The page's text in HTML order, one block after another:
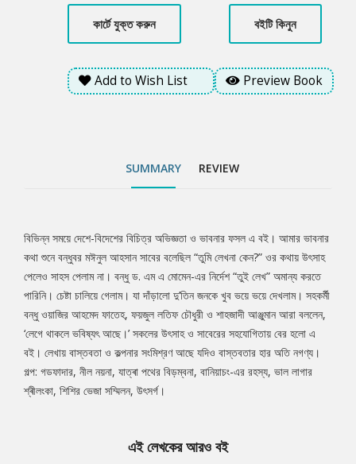
জনকে খুব ভয়ে ভয়ে দেখলাম। সহকর্মী বন্ধু ওয়াজির আহমেদ ফাতেহ, ফয়জুল
লতিফ চৌধুরী ও শাহজাদী আঞ্জুমান আরা বললেন, ‘লেগে থাকলে ভবিষ্যৎ
আছে।’ সকলের উৎসাহ ও সাবেরের সহযোগিতায় বের হলো এ বই। লেখায়
বাস্তবতা ও কল্পনার সংমিশ্রণ আছে যদিও বাস্তবতার হার অতি নগণ্য। গল্প:
গডফাদার, নীল নয়না, যাত্ৰা পথের বিড়ম্বনা, বানিয়াচং-এর রহস্য, ভাল লাগার
কার্টে যুক্ত করুন বইটি কিনুন
Add to Wish List Preview Book
SUMMARY REVIEW
Tab
Article
বিভিন্ন সময়ে দেশে-বিদেশের বিচিত্র অভিজ্ঞতা ও ভাবনার ফসল এ বই। আমার ভাবনার
কথা শুনে বন্ধুবর মঈনুল আহসান সাবের বলেছিল “তুমি লেখনা কেন?” ওর কথায় উৎসাহ
পেলেও সাহস পেলাম না। বন্ধু ড. এম এ মোমেন-এর নির্দেশ “তুই লেখ” অমান্য করতে
পারিনি। চেষ্টা চালিয়ে গেলাম। যা দাঁড়ালো দু’তিন জনকে খুব ভয়ে ভয়ে দেখলাম। সহকর্মী
বন্ধু ওয়াজির আহমেদ ফাতেহ, ফয়জুল লতিফ চৌধুরী ও শাহজাদী আঞ্জুমান আরা বললেন,
‘লেগে থাকলে ভবিষ্যৎ আছে।’ সকলের উৎসাহ ও সাবেরের সহযোগিতায় বের হলো এ
বই। লেখায় বাস্তবতা ও কল্পনার সংমিশ্রণ আছে যদিও বাস্তবতার হার অতি নগণ্য।
গল্প: গডফাদার, নীল নয়না, যাত্ৰা পথের বিড়ম্বনা, বানিয়াচং-এর রহস্য, ভাল লাগার
শ্ৰীলংকা, শিশির ভেজা সম্মিলন, উৎসর্গ।
এই লেখকের আরও বই